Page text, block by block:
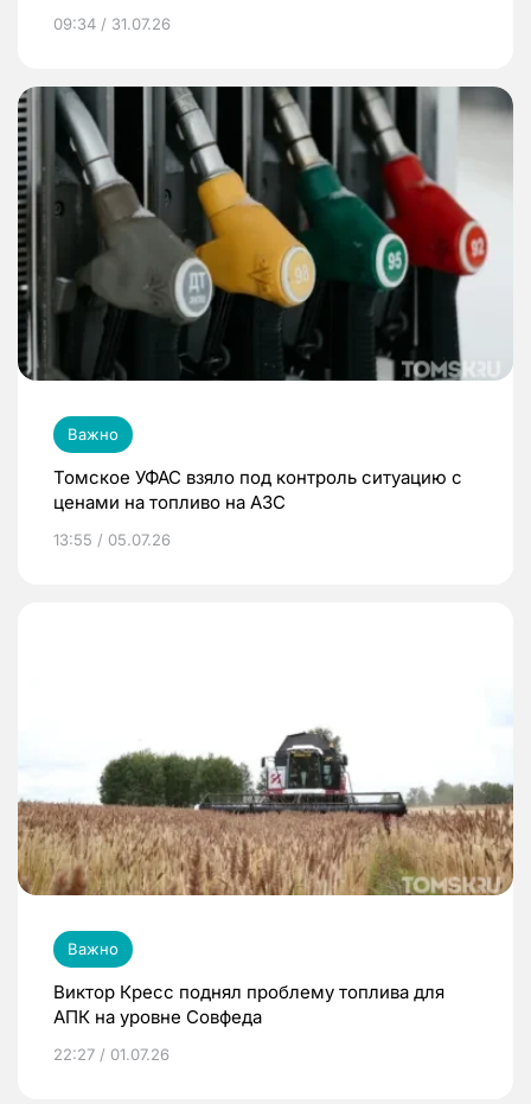
09:34 / 31.07.26
Важно
Томское УФАС взяло под контроль ситуацию с
ценами на топливо на АЗС
13:55 / 05.07.26
Важно
Виктор Кресс поднял проблему топлива для
АПК на уровне Совфеда
22:27 / 01.07.26